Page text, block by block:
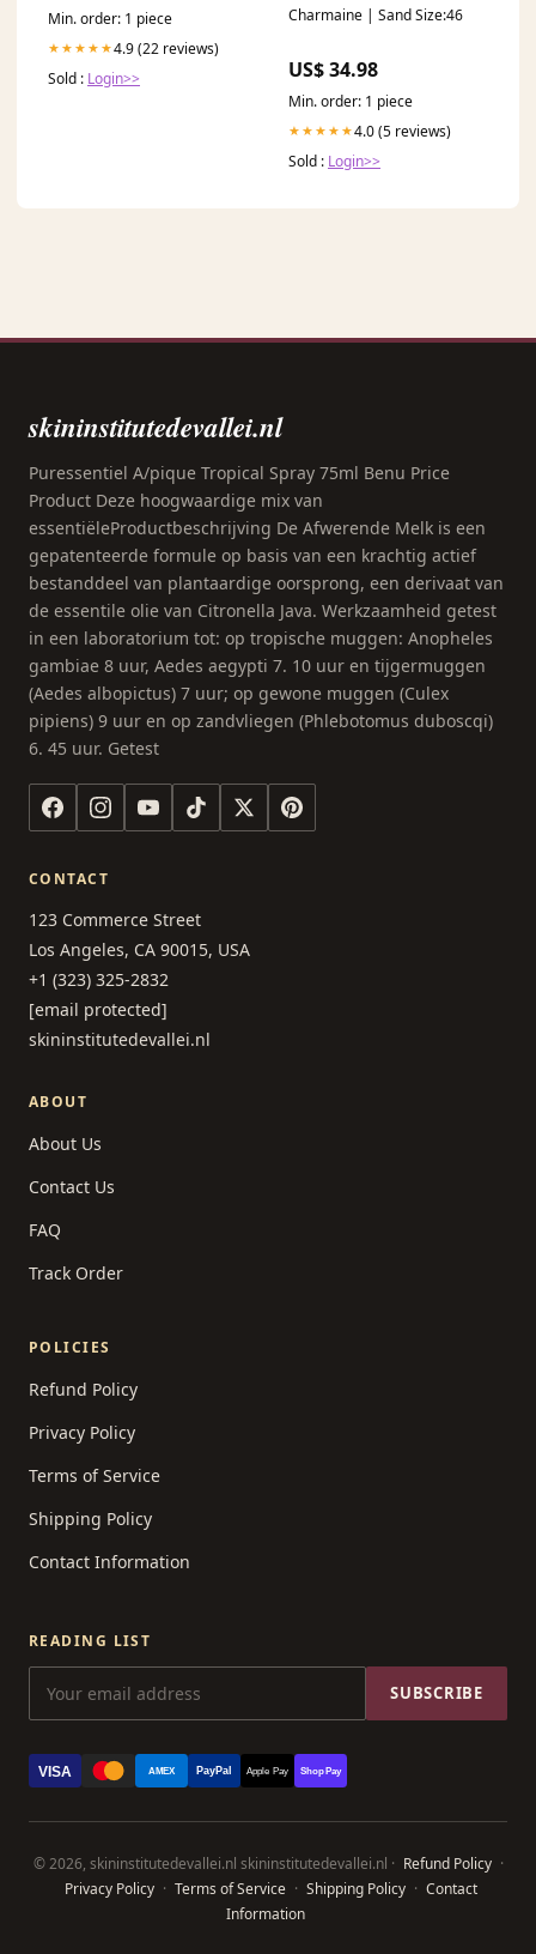
Min. order: 1 piece
★★★★★4.9 (22 reviews)
Sold : Login>>
Charmaine | Sand Size:46
US$ 34.98
Min. order: 1 piece
★★★★★4.0 (5 reviews)
Sold : Login>>
skininstitutedevallei.nl
Puressentiel A/pique Tropical Spray 75ml Benu Price
Product Deze hoogwaardige mix van
essentiëleProductbeschrijving De Afwerende Melk is een
gepatenteerde formule op basis van een krachtig actief
bestanddeel van plantaardige oorsprong, een derivaat van
de essentile olie van Citronella Java. Werkzaamheid getest
in een laboratorium tot: op tropische muggen: Anopheles
gambiae 8 uur, Aedes aegypti 7. 10 uur en tijgermuggen
(Aedes albopictus) 7 uur; op gewone muggen (Culex
pipiens) 9 uur en op zandvliegen (Phlebotomus duboscqi)
6. 45 uur. Getest
CONTACT
123 Commerce Street
Los Angeles, CA 90015, USA
+1 (323) 325-2832
[email protected]
skininstitutedevallei.nl
ABOUT
About Us
Contact Us
FAQ
Track Order
POLICIES
Refund Policy
Privacy Policy
Terms of Service
Shipping Policy
Contact Information
READING LIST
SUBSCRIBE
VISA AMEX PayPal Apple Pay Shop Pay
© 2026, skininstitutedevallei.nl skininstitutedevallei.nl · Refund Policy ·
Privacy Policy · Terms of Service · Shipping Policy · Contact
Information